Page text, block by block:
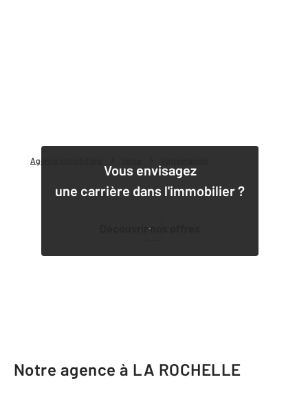
Agence immobilière
Vous envisagez
une carrière dans l'immobilier ?
Découvrir nos offres
Notre agence à LA ROCHELLE